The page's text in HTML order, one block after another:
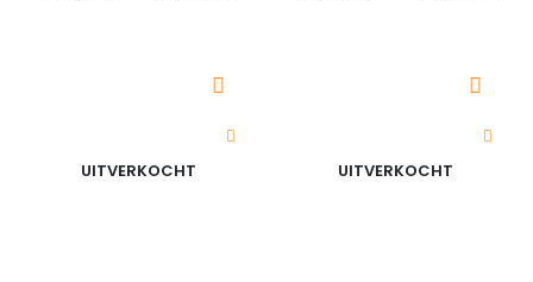
UITVERKOCHT UITVERKOCHT